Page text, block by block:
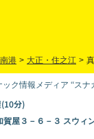
港 > 大正・住之江 >
ック情報メディア “スナ
分)
屋３－６－３ スウィ